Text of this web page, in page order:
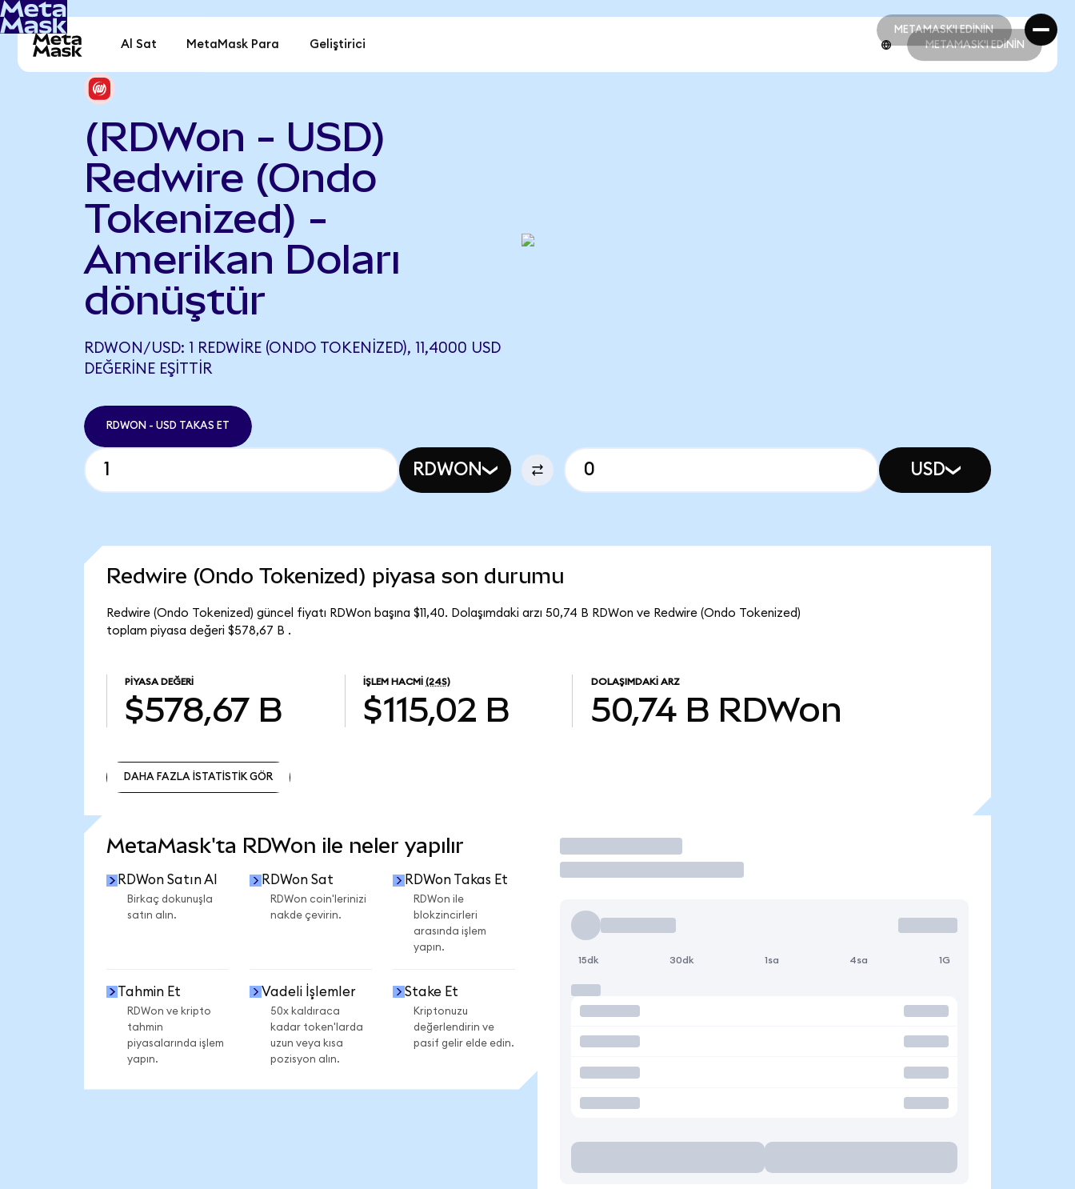
METAMASK'I EDİNİN
METAMASK'I EDİNİN
Al Sat MetaMask Para Geliştirici METAMASK'I EDİNİN
(RDWon - USD)
Redwire (Ondo
Tokenized) -
Amerikan Doları
dönüştür
RDWON/USD: 1 REDWIRE (ONDO TOKENIZED), 11,4000 USD
DEĞERINE EŞITTIR
RDWON - USD TAKAS ET
RDWON USD
Redwire (Ondo Tokenized) piyasa son durumu
Redwire (Ondo Tokenized) güncel fiyatı RDWon başına $11,40. Dolaşımdaki arzı 50,74 B RDWon ve Redwire (Ondo Tokenized)
toplam piyasa değeri $578,67 B .
PIYASA DEĞERI
$578,67 B
İŞLEM HACMI (24S)
$115,02 B
DOLAŞIMDAKI ARZ
50,74 B RDWon
DAHA FAZLA İSTATİSTİK GÖR
MetaMask'ta RDWon ile neler yapılır
RDWon Satın Al
Birkaç dokunuşla
satın alın.
RDWon Sat
RDWon coin'lerinizi
nakde çevirin.
RDWon Takas Et
RDWon ile
blokzincirleri
arasında işlem
yapın.
Tahmin Et
RDWon ve kripto
tahmin
piyasalarında işlem
yapın.
Vadeli İşlemler
50x kaldıraca
kadar token'larda
uzun veya kısa
pozisyon alın.
Stake Et
Kriptonuzu
değerlendirin ve
pasif gelir elde edin.
İşlem Yap
15dk 30dk 1sa 4sa 1G